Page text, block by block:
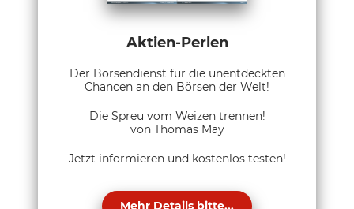
Aktien-Perlen
Der Börsendienst für die unentdeckten
Chancen an den Börsen der Welt!
Die Spreu vom Weizen trennen!
von Thomas May
Jetzt informieren und kostenlos testen!
Mehr Details bitte...